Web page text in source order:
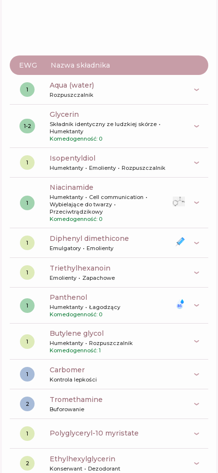
EWG Nazwa składnika
1 aqua (water)
Rozpuszczalnik
1-2
glycerin
Składnik identyczny ze ludzkiej skórze
Humektanty
Komedogenność: 0
1 isopentyldiol
Humektanty Emolienty Rozpuszczalnik
1
niacinamide
Humektanty
Cell communication
Wybielające do twarzy
Przeciwtrądzikowy
Komedogenność: 0
1 diphenyl dimethicone
Emulgatory Emolienty
1 triethylhexanoin
Emolienty Zapachowe
1
panthenol
Humektanty
Łagodzący
Komedogenność: 0
1
butylene glycol
Humektanty
Rozpuszczalnik
Komedogenność: 1
1 carbomer
Kontrola lepkości
2 tromethamine
Buforowanie
1 polyglyceryl-10 myristate
2 ethylhexylglycerin
Konserwant Dezodorant